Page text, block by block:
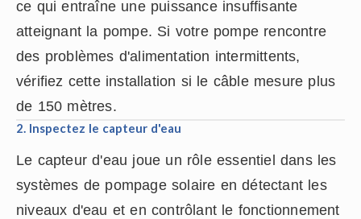
ce qui entraîne une puissance insuffisante
atteignant la pompe. Si votre pompe rencontre
des problèmes d'alimentation intermittents,
vérifiez cette installation si le câble mesure plus
de 150 mètres.
2. Inspectez le capteur d'eau
Le capteur d'eau joue un rôle essentiel dans les
systèmes de pompage solaire en détectant les
niveaux d'eau et en contrôlant le fonctionnement